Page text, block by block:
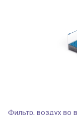
Фильтр, воздух во